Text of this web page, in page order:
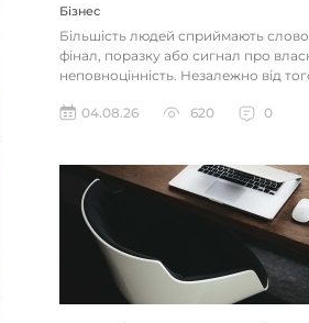
Бізнес
Більшість людей сприймають слово
фінал, поразку або сигнал про
неповноцінність. Незалежно від
04.08.26
620 0